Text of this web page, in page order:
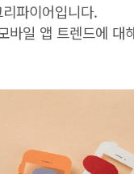
파이어입니다.
바일 앱 트렌드에 대